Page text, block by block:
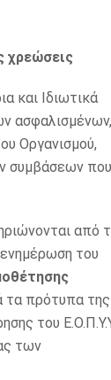
χρεώσεις
και Ιδιωτικά
ασφαλισμένων,
Οργανισμού,
συμβάσεων που
από
του
τα πρότυπα της
του
των